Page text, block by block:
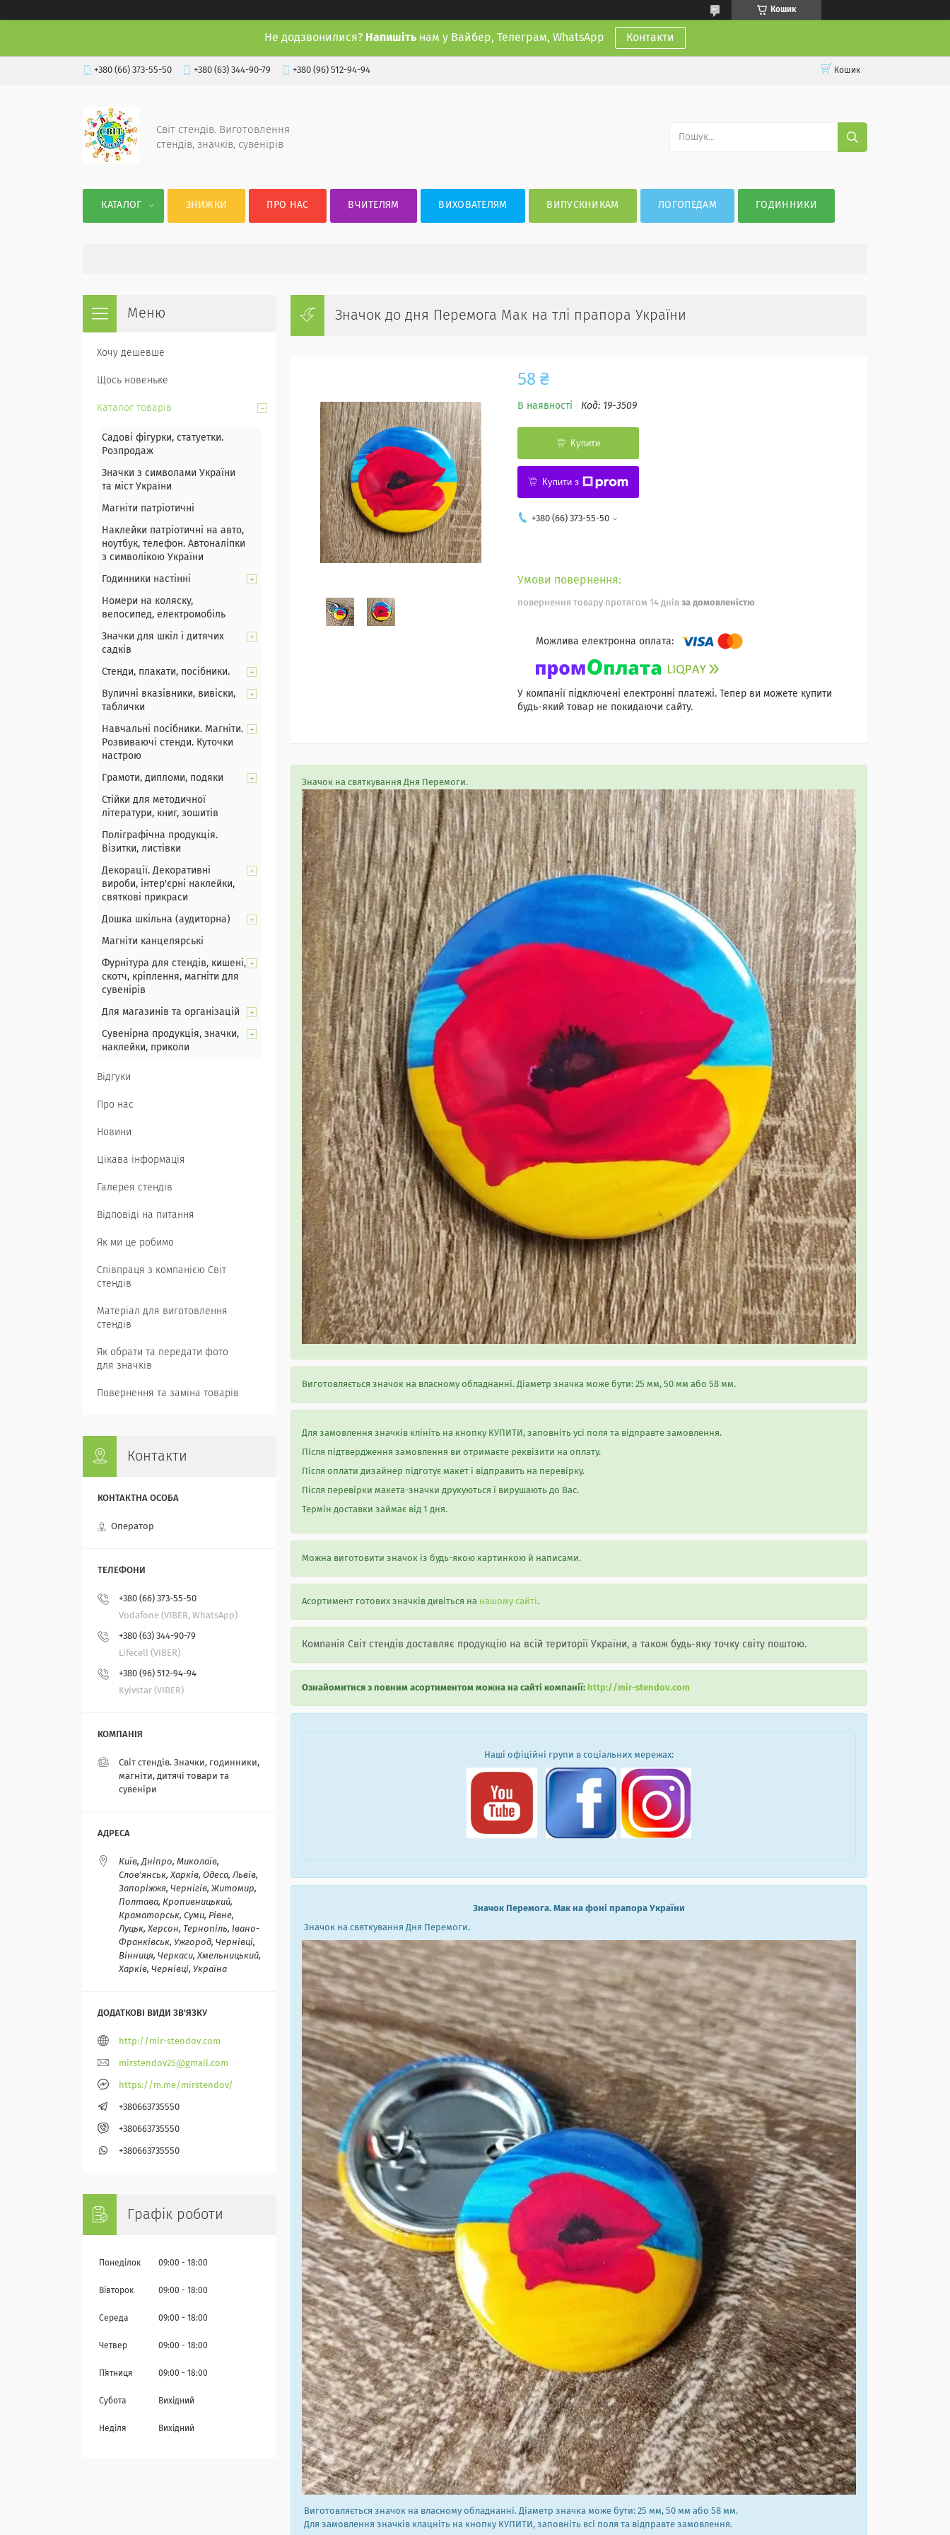
Кошик
Не додзвонилися? Напишіть нам у Вайбер, Телеграм, WhatsApp Контакти
+380 (66) 373-55-50 +380 (63) 344-90-79 +380 (96) 512-94-94 Кошик
Світ стендів. Виготовлення
стендів, значків, сувенірів
КАТАЛОГ ЗНИЖКИ ПРО НАС ВЧИТЕЛЯМ ВИХОВАТЕЛЯМ ВИПУСКНИКАМ ЛОГОПЕДАМ ГОДИННИКИ
Значок до дня Перемога Мак на тлі прапора України
58 ₴
В наявності Код: 19-3509
Купити
Купити з
+380 (66) 373-55-50
повернення товару протягом 14 днів за домовленістю
У компанії підключені електронні платежі. Тепер ви можете купити
будь-який товар не покидаючи сайту.
Значок на святкування Дня Перемоги.
Виготовляється значок на власному обладнанні. Діаметр значка може бути: 25 мм, 50 мм або 58 мм.
Для замовлення значків клініть на кнопку КУПИТИ, заповніть усі поля та відправте замовлення.
Після підтвердження замовлення ви отримаєте реквізити на оплату.
Після оплати дизайнер підготує макет і відправить на перевірку.
Після перевірки макета-значки друкуються і вирушають до Вас.
Термін доставки займає від 1 дня.
Можна виготовити значок із будь-якою картинкою й написами.
Асортимент готових значків дивіться на нашому сайті.
Компанія Світ стендів доставляє продукцію на всій території України, а також будь-яку точку світу поштою.
Ознайомитися з повним асортиментом можна на сайті компанії: http://mir-stendov.com
Наші офіційні групи в соціальних мережах:
Значок Перемога. Мак на фоні прапора України
Значок на святкування Дня Перемоги.
Виготовляється значок на власному обладнанні. Діаметр значка може бути: 25 мм, 50 мм або 58 мм.
Для замовлення значків клацніть на кнопку КУПИТИ, заповніть всі поля та відправте замовлення.
Хочу дешевше
Щось новеньке
Каталог товарів
Садові фігурки, статуетки.
Розпродаж
Значки з символами України
та міст України
Магніти патріотичні
Наклейки патріотичні на авто,
ноутбук, телефон. Автоналіпки
з символікою України
Годинники настінні
Номери на коляску,
велосипед, електромобіль
Значки для шкіл і дитячих
садків
Стенди, плакати, посібники.
Вуличні вказівники, вивіски,
таблички
Навчальні посібники. Магніти.
Розвиваючі стенди. Куточки
настрою
Грамоти, дипломи, подяки
Стійки для методичної
літератури, книг, зошитів
Поліграфічна продукція.
Візитки, листівки
Декорації. Декоративні
вироби, інтер'єрні наклейки,
святкові прикраси
Дошка шкільна (аудиторна)
Магніти канцелярські
Фурнітура для стендів, кишені,
скотч, кріплення, магніти для
сувенірів
Для магазинів та організацій
Сувенірна продукція, значки,
наклейки, приколи
Відгуки
Про нас
Новини
Цікава інформація
Галерея стендів
Відповіді на питання
Як ми це робимо
Співпраця з компанією Світ
стендів
Матеріал для виготовлення
стендів
Як обрати та передати фото
для значків
Повернення та заміна товарів
Контакти
Оператор
+380 (66) 373-55-50
Vodafone (VIBER, WhatsApp)
+380 (63) 344-90-79
Lifecell (VIBER)
+380 (96) 512-94-94
Kyivstar (VIBER)
Світ стендів. Значки, годинники,
магніти, дитячі товари та
сувеніри
Київ, Дніпро, Миколаїв,
Слов'янськ, Харків, Одеса, Львів,
Запоріжжя, Чернігів, Житомир,
Полтава, Кропивницький,
Краматорськ, Суми, Рівне,
Луцьк, Херсон, Тернопіль, Івано-
Франківськ, Ужгород, Чернівці,
Вінниця, Черкаси, Хмельницький,
Харків, Чернівці, Україна
http://mir-stendov.com
mirstendov25@gmail.com
https://m.me/mirstendov/
+380663735550
+380663735550
+380663735550
Графік роботи
Понеділок 09:00 18:00
Вівторок 09:00 18:00
Середа 09:00 18:00
Четвер 09:00 18:00
Пʼятниця 09:00 18:00
Субота Вихідний
Неділя Вихідний